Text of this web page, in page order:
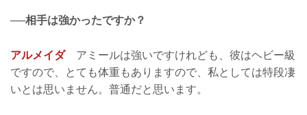
──相手は強かったですか？
アルメイダアミールは強いですけれども、彼はヘビー級
ですので、とても体重もありますので、私としては特段凄
いとは思いません。普通だと思います。